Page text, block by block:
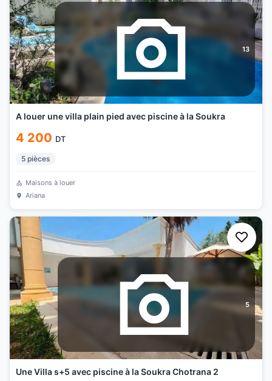
13
A louer une villa plain pied avec piscine à la Soukra
4 200 DT
5 pièces
Maisons à louer
Ariana
5
Une Villa s+5 avec piscine à la Soukra Chotrana 2